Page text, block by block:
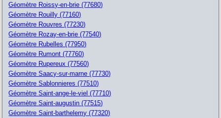
Géomètre Roissy-en-brie (77680)
Géomètre Rouilly (77160)
Géomètre Rouvres (77230)
Géomètre Rozay-en-brie (77540)
Géomètre Rubelles (77950)
Géomètre Rumont (77760)
Géomètre Rupereux (77560)
Géomètre Saacy-sur-marne (77730)
Géomètre Sablonnieres (77510)
Géomètre Saint-ange-le-viel (77710)
Géomètre Saint-augustin (77515)
Géomètre Saint-barthelemy (77320)